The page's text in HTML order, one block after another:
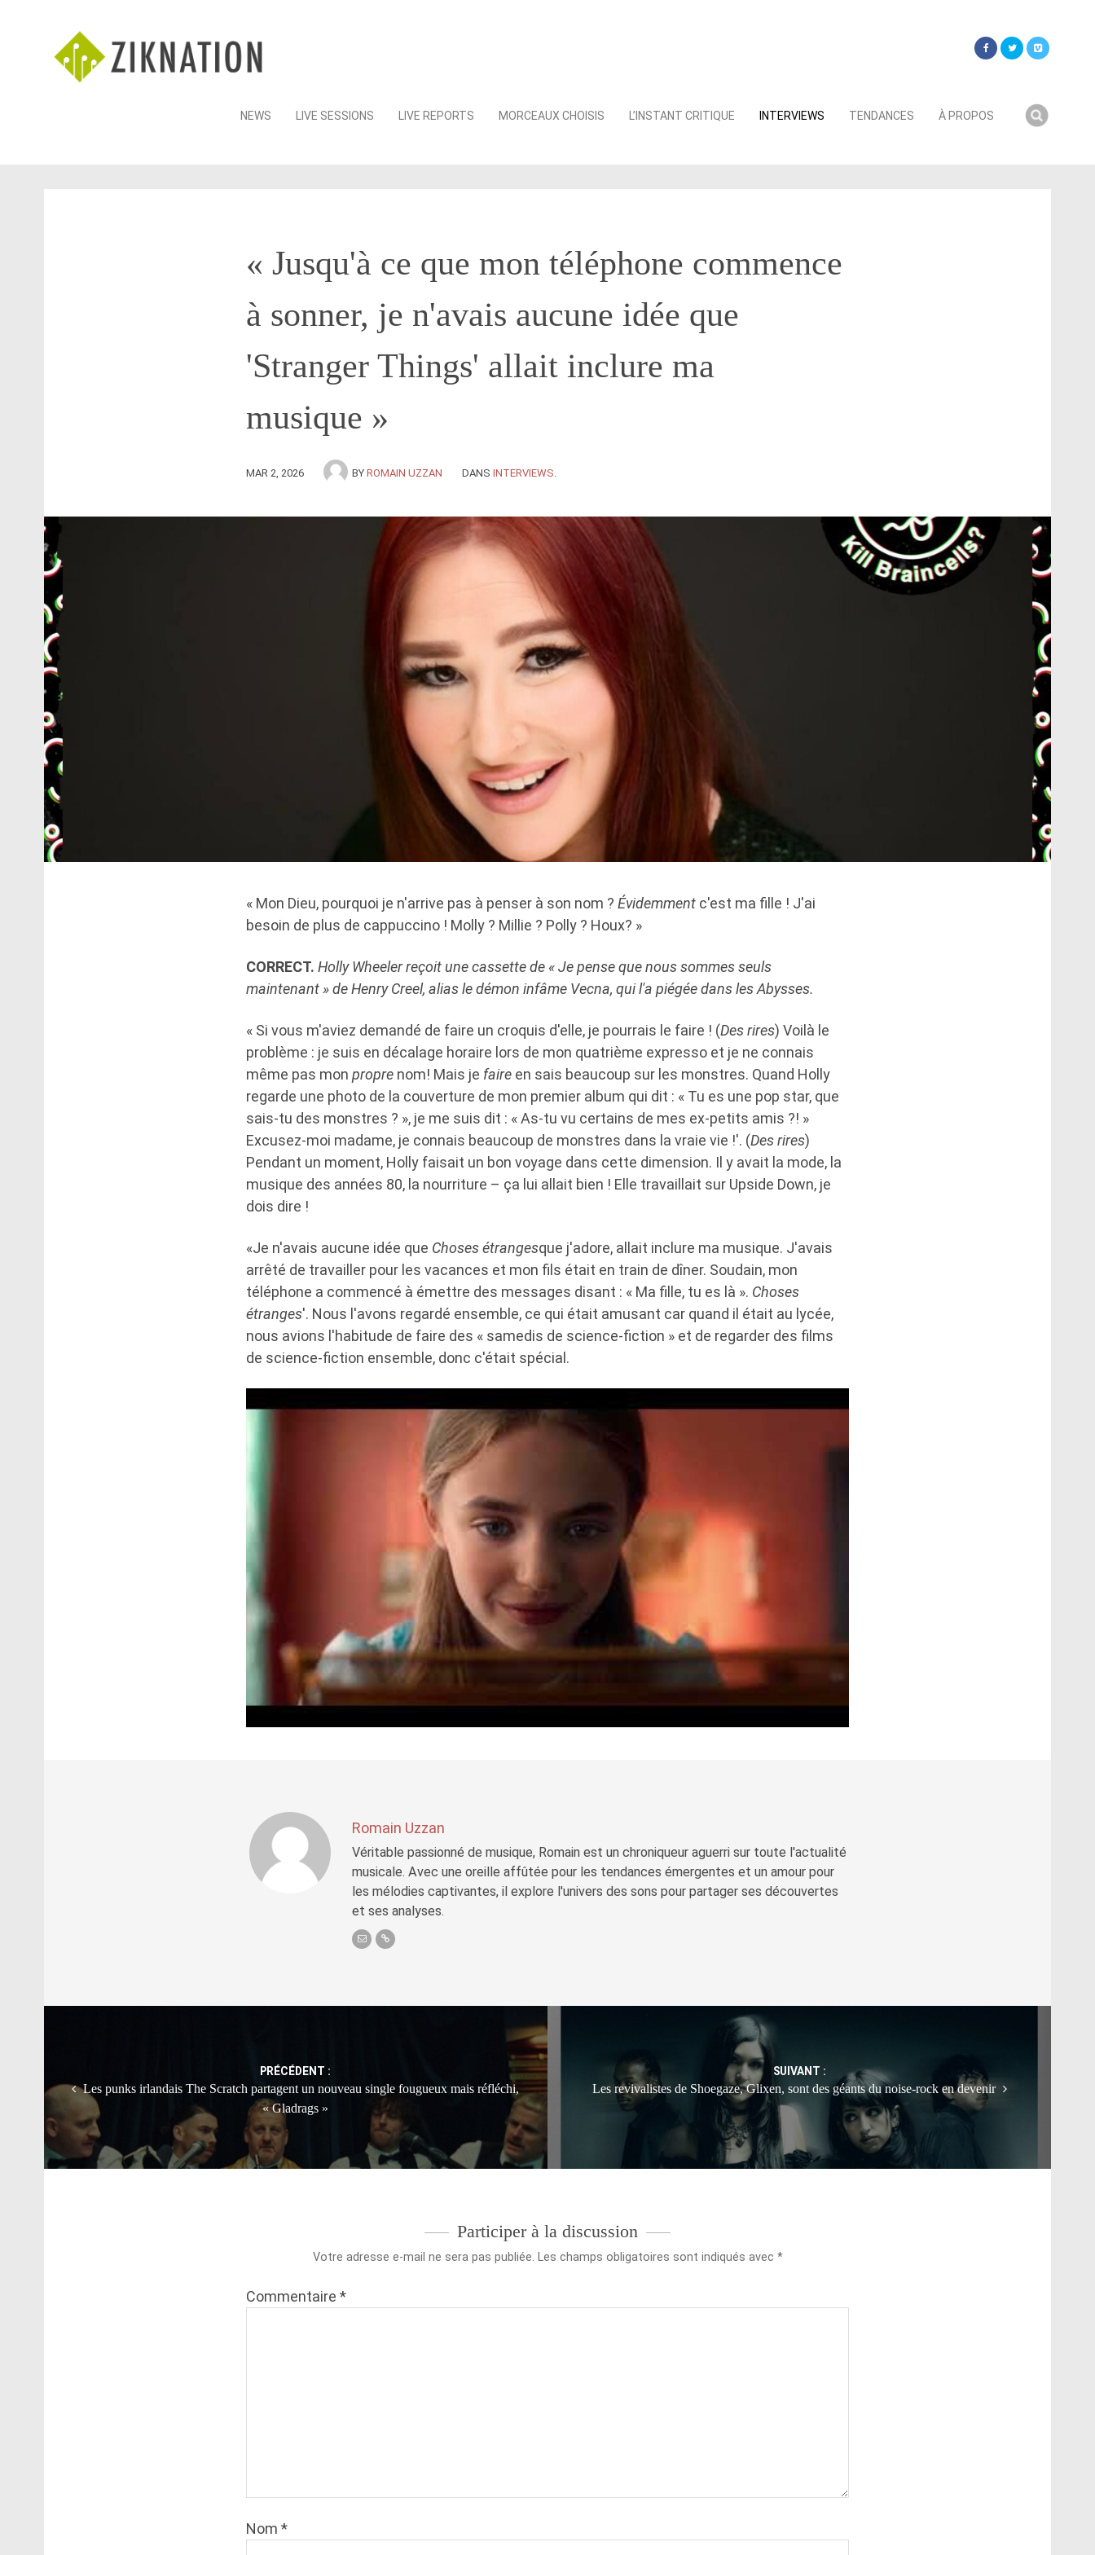
Skip
NEWS LIVE SESSIONS LIVE REPORTS MORCEAUX CHOISIS L’INSTANT CRITIQUE INTERVIEWS TENDANCES À PROPOS
« Jusqu'à ce que mon téléphone commence
à sonner, je n'avais aucune idée que
'Stranger Things' allait inclure ma
musique »
MAR 2, 2026 BY ROMAIN UZZAN DANS INTERVIEWS
« Mon Dieu, pourquoi je n'arrive pas à penser à son nom ? Évidemment c'est ma fille ! J'ai
besoin de plus de cappuccino ! Molly ? Millie ? Polly ? Houx? »
CORRECT. Holly Wheeler reçoit une cassette de « Je pense que nous sommes seuls
maintenant » de Henry Creel, alias le démon infâme Vecna, qui l'a piégée dans les Abysses.
« Si vous m'aviez demandé de faire un croquis d'elle, je pourrais le faire ! (Des rires) Voilà le
problème : je suis en décalage horaire lors de mon quatrième expresso et je ne connais
même pas mon propre nom! Mais je faire en sais beaucoup sur les monstres. Quand Holly
regarde une photo de la couverture de mon premier album qui dit : « Tu es une pop star, que
sais-tu des monstres ? », je me suis dit : « As-tu vu certains de mes ex-petits amis ?! »
Excusez-moi madame, je connais beaucoup de monstres dans la vraie vie !'. (Des rires)
Pendant un moment, Holly faisait un bon voyage dans cette dimension. Il y avait la mode, la
musique des années 80, la nourriture – ça lui allait bien ! Elle travaillait sur Upside Down, je
dois dire !
«Je n'avais aucune idée que Choses étrangesque j'adore, allait inclure ma musique. J'avais
arrêté de travailler pour les vacances et mon fils était en train de dîner. Soudain, mon
téléphone a commencé à émettre des messages disant : « Ma fille, tu es là ». Choses
étranges'. Nous l'avons regardé ensemble, ce qui était amusant car quand il était au lycée,
nous avions l'habitude de faire des « samedis de science-fiction » et de regarder des films
de science-fiction ensemble, donc c'était spécial.
Romain Uzzan
Véritable passionné de musique, Romain est un chroniqueur aguerri sur toute l'actualité
musicale. Avec une oreille affûtée pour les tendances émergentes et un amour pour
les mélodies captivantes, il explore l'univers des sons pour partager ses découvertes
et ses analyses.
PRÉCÉDENT :
Les punks irlandais The Scratch partagent un nouveau single fougueux mais réfléchi,
« Gladrags »
SUIVANT :
Les revivalistes de Shoegaze, Glixen, sont des géants du noise-rock en devenir
Participer à la discussion
Votre adresse e-mail ne sera pas publiée. Les champs obligatoires sont indiqués avec *
Commentaire *
Nom *